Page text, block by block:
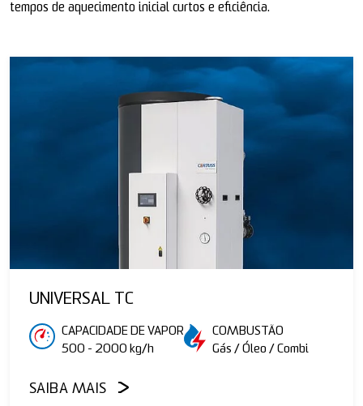
tempos de aquecimento inicial curtos e eficiência.
UNIVERSAL TC
CAPACIDADE DE VAPOR
500 - 2000 kg/h
COMBUSTÃO
Gás / Óleo / Combi
SAIBA MAIS